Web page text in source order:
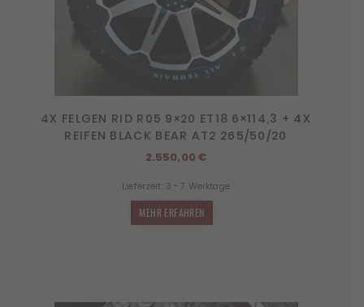
4X FELGEN RID R05 9×20 ET18 6×114,3 + 4X
REIFEN BLACK BEAR AT2 265/50/20
2.550,00€
Lieferzeit: 3 - 7 Werktage
MEHR ERFAHREN